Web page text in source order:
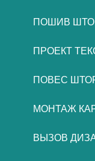
ПОШИВ
ПРОЕКТ
ПОВЕС
МОНТАЖ
ВЫЗОВ